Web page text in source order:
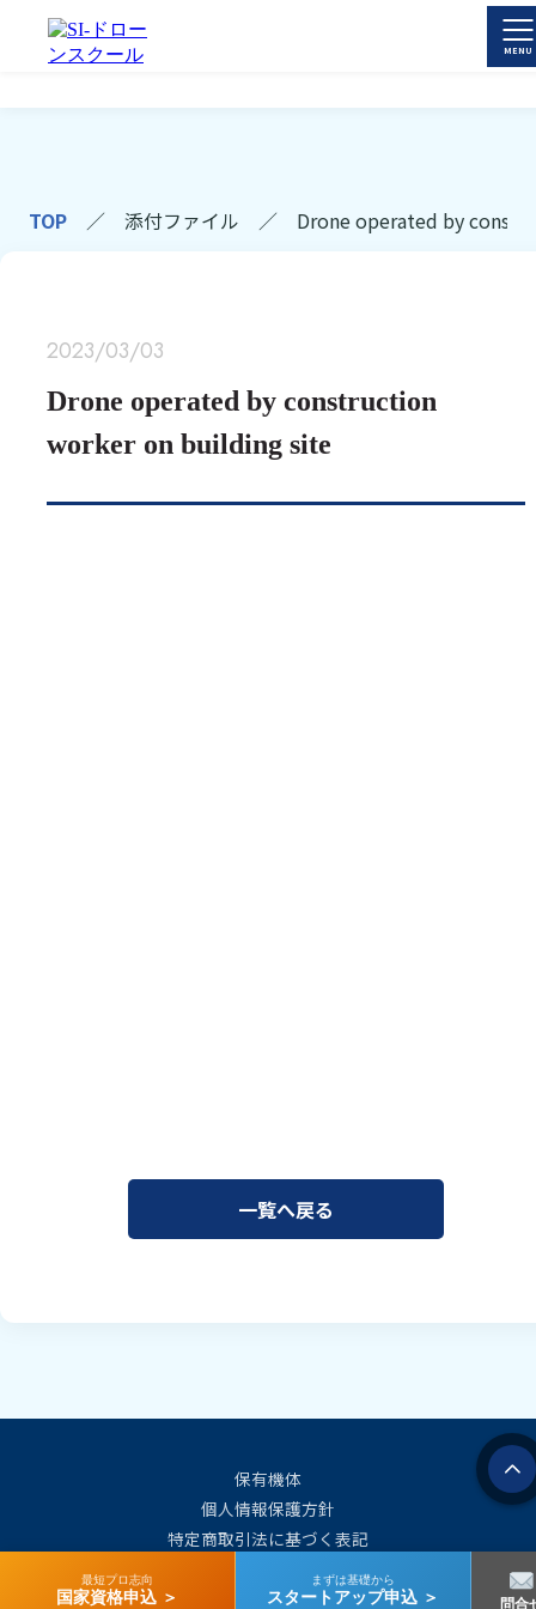
TOP ／ 添付ファイル ／ Drone operated by
2023/03/03
Drone operated by construction
worker on building site
一覧へ戻る
保有機体
個人情報保護方針
特定商取引法に基づく表記
最短プロ志向
国家資格申込 ＞
まずは基礎から
スタートアップ申込 ＞ 問合